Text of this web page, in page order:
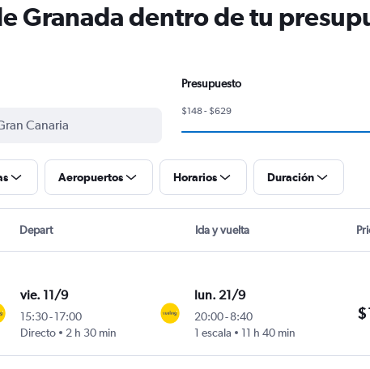
Granada dentro de tu
Presupuesto
$148 - $629
Aeropuertos Horarios Duración
Depart Ida y vuelta
vie. 11/9
15:30-17:00
Directo
2 h 30 min
lun. 21/9
20:00-8:40
1 escala
11 h 40 min